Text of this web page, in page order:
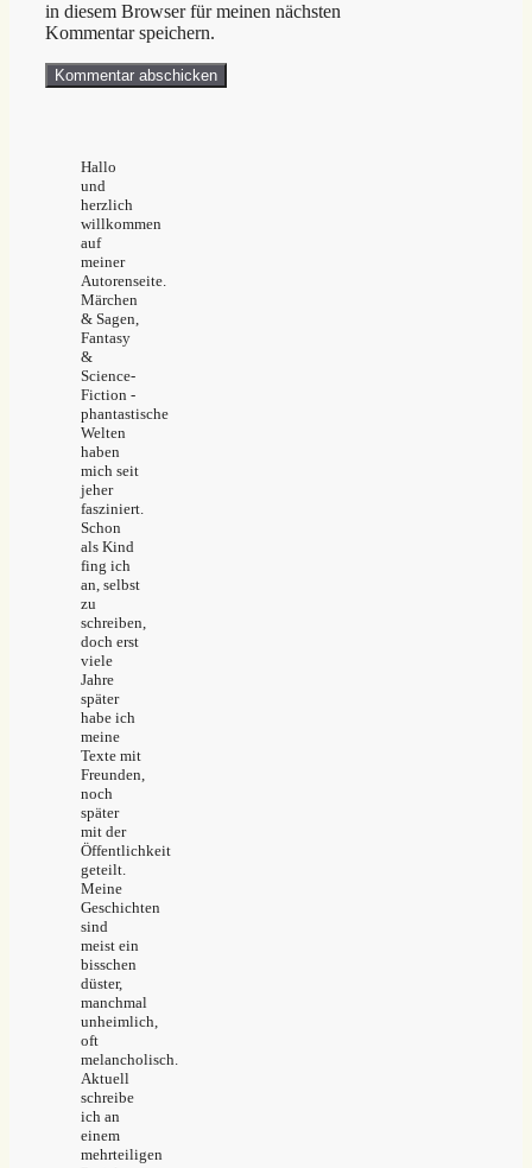
in diesem Browser für meinen nächsten
Kommentar speichern.
Hallo
und
herzlich
willkommen
auf
meiner
Autorenseite.
Märchen
& Sagen,
Fantasy
&
Science-
Fiction -
phantastische
Welten
haben
mich seit
jeher
fasziniert.
Schon
als Kind
fing ich
an, selbst
zu
schreiben,
doch erst
viele
Jahre
später
habe ich
meine
Texte mit
Freunden,
noch
später
mit der
Öffentlichkeit
geteilt.
Meine
Geschichten
sind
meist ein
bisschen
düster,
manchmal
unheimlich,
oft
melancholisch.
Aktuell
schreibe
ich an
einem
mehrteiligen